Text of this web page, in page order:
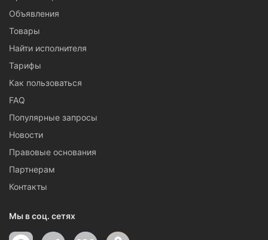
Объявления
Товары
Найти исполнителя
Тарифы
Как пользоваться
FAQ
Популярные запросы
Новости
Правовые основания
Партнерам
Контакты
Мы в соц. сетях